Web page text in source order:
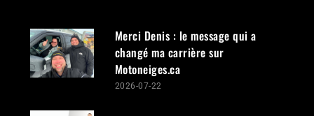
comportement de navigation ou les ID uniques sur ce site. Le fait de ne
consentir ou de retirer son consentement peut avoir un effet négatif sur
caractéristiques et fonctions.
Merci Denis : le message qui a
changé ma carrière sur
Motoneiges.ca
2026-07-22